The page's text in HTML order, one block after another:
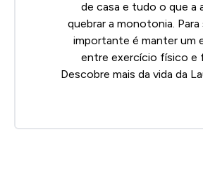
de casa e tudo o que a
quebrar a monotonia. Para
importante é manter um
entre exercício físico e
Descobre mais da vida da